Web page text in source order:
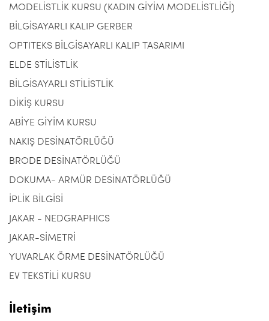
MODELİSTLİK KURSU (KADIN GİYİM MODELİSTLİĞİ)
BİLGİSAYARLI KALIP GERBER
OPTITEKS BİLGİSAYARLI KALIP TASARIMI
ELDE STİLİSTLİK
BİLGİSAYARLI STİLİSTLİK
DİKİŞ KURSU
ABİYE GİYİM KURSU
NAKIŞ DESİNATÖRLÜĞÜ
BRODE DESİNATÖRLÜĞÜ
DOKUMA- ARMÜR DESİNATÖRLÜĞÜ
İPLİK BİLGİSİ
JAKAR - NEDGRAPHICS
JAKAR-SİMETRİ
YUVARLAK ÖRME DESİNATÖRLÜĞÜ
EV TEKSTİLİ KURSU
İletişim